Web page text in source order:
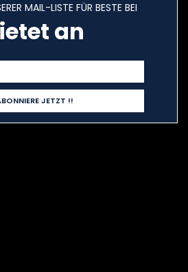
MAIL-LISTE FÜR BESTE BEI
an